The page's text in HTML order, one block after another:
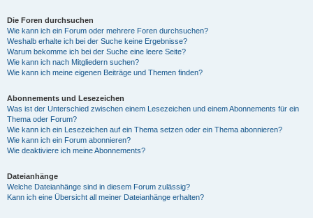
Die Foren durchsuchen
Wie kann ich ein Forum oder mehrere Foren durchsuchen?
Weshalb erhalte ich bei der Suche keine Ergebnisse?
Warum bekomme ich bei der Suche eine leere Seite?
Wie kann ich nach Mitgliedern suchen?
Wie kann ich meine eigenen Beiträge und Themen finden?
Abonnements und Lesezeichen
Was ist der Unterschied zwischen einem Lesezeichen und einem Abonnements für ein
Thema oder Forum?
Wie kann ich ein Lesezeichen auf ein Thema setzen oder ein Thema abonnieren?
Wie kann ich ein Forum abonnieren?
Wie deaktiviere ich meine Abonnements?
Dateianhänge
Welche Dateianhänge sind in diesem Forum zulässig?
Kann ich eine Übersicht all meiner Dateianhänge erhalten?